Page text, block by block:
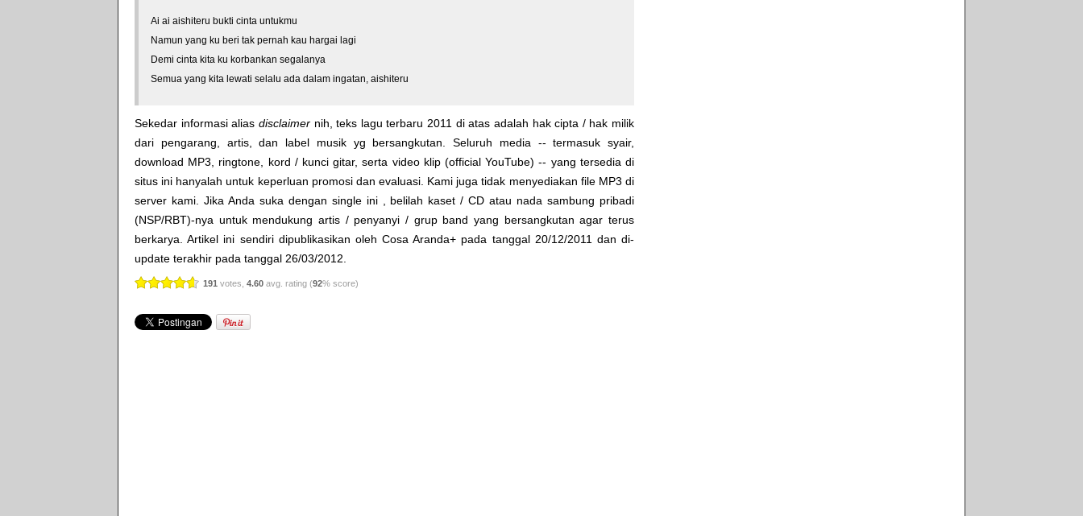
Ai ai aishiteru bukti cinta untukmu
Namun yang ku beri tak pernah kau hargai lagi
Demi cinta kita ku korbankan segalanya
Semua yang kita lewati selalu ada dalam ingatan, aishiteru
Sekedar informasi alias disclaimernih, teks lagu terbaru 2011 di atas adalah hak cipta / hak milik
dari pengarang, artis, dan label musik yg bersangkutan. Seluruh media -- termasuk syair,
download MP3, ringtone, kord / kunci gitar, serta video klip (official YouTube) -- yang tersedia di
situs ini hanyalah untuk keperluan promosi dan evaluasi. Kami juga tidak menyediakan file MP3 di
server kami. Jika Anda suka dengan single ini , belilah kaset / CD atau nada sambung pribadi
(NSP/RBT)-nya untuk mendukung artis / penyanyi / grup band yang bersangkutan agar terus
berkarya. Artikel ini sendiri dipublikasikan oleh Cosa Aranda+ pada tanggal 20/12/2011 dan di-
update terakhir pada tanggal 26/03/2012.
191 votes, 4.60 avg. rating (92% score)